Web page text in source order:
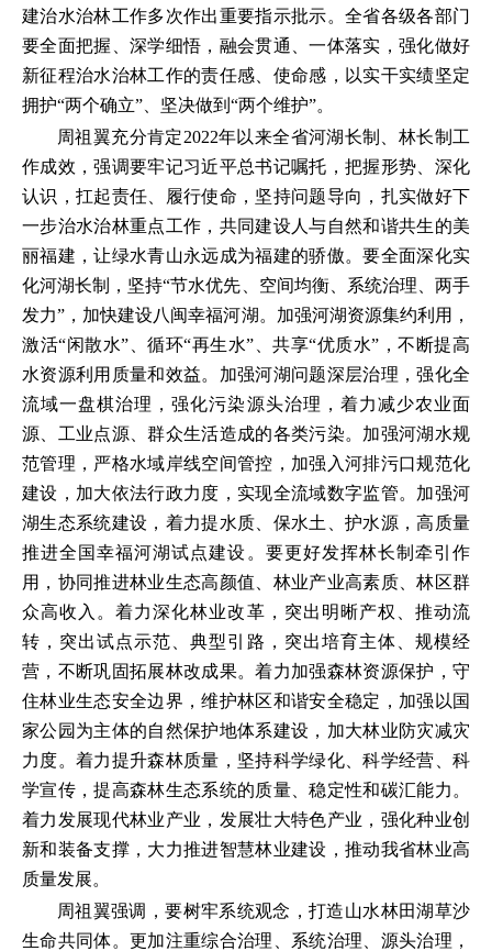
建治水治林工作多次作出重要指示批示。全省各级各部门
要全面把握、深学细悟，融会贯通、一体落实，强化做好
新征程治水治林工作的责任感、使命感，以实干实绩坚定
拥护“两个确立”、坚决做到“两个维护”。
周祖翼充分肯定2022年以来全省河湖长制、林长制工
作成效，强调要牢记习近平总书记嘱托，把握形势、深化
认识，扛起责任、履行使命，坚持问题导向，扎实做好下
一步治水治林重点工作，共同建设人与自然和谐共生的美
丽福建，让绿水青山永远成为福建的骄傲。要全面深化实
化河湖长制，坚持“节水优先、空间均衡、系统治理、两手
发力”，加快建设八闽幸福河湖。加强河湖资源集约利用，
激活“闲散水”、循环“再生水”、共享“优质水”，不断提高
水资源利用质量和效益。加强河湖问题深层治理，强化全
流域一盘棋治理，强化污染源头治理，着力减少农业面
源、工业点源、群众生活造成的各类污染。加强河湖水规
范管理，严格水域岸线空间管控，加强入河排污口规范化
建设，加大依法行政力度，实现全流域数字监管。加强河
湖生态系统建设，着力提水质、保水土、护水源，高质量
推进全国幸福河湖试点建设。要更好发挥林长制牵引作
用，协同推进林业生态高颜值、林业产业高素质、林区群
众高收入。着力深化林业改革，突出明晰产权、推动流
转，突出试点示范、典型引路，突出培育主体、规模经
营，不断巩固拓展林改成果。着力加强森林资源保护，守
住林业生态安全边界，维护林区和谐安全稳定，加强以国
家公园为主体的自然保护地体系建设，加大林业防灾减灾
力度。着力提升森林质量，坚持科学绿化、科学经营、科
学宣传，提高森林生态系统的质量、稳定性和碳汇能力。
着力发展现代林业产业，发展壮大特色产业，强化种业创
新和装备支撑，大力推进智慧林业建设，推动我省林业高
质量发展。
周祖翼强调，要树牢系统观念，打造山水林田湖草沙
生命共同体。更加注重综合治理、系统治理、源头治理，